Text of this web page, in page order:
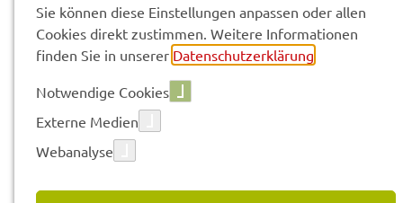
Vorle­sen
PROJEKT "SONNE(N) MIT
VERSTAND"
der Sonne"
Sie können diese Einstellungen anpassen oder allen
Cookies direkt zustimmen. Weitere Informationen
finden Sie in unserer Datenschutzerklärung
Notwendige Cookies
Externe Medien
Webanalyse